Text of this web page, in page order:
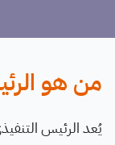
من هو
يُعد الرئيس